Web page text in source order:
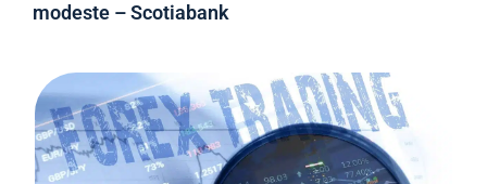
modeste – Scotiabank